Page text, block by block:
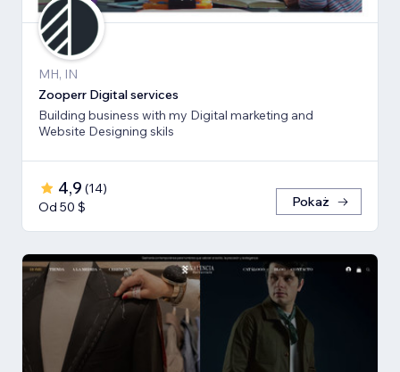
MH, IN
Zooperr Digital services
Building business with my Digital marketing and
Website Designing skils
4,9 (14)
Od 50 $
Pokaż